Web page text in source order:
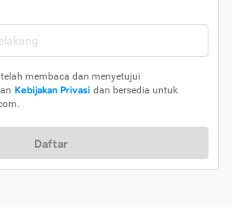
membaca dan menyetujui
Kebijakan Privasi dan bersedia untuk
Daftar